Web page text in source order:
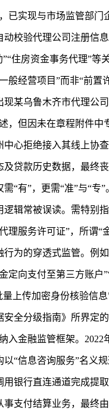
已实现与市场监管部门
动校验代理公司注册信
”“住房资金事务代理”等
般经营项目”而非“前置
现某乌鲁木齐市代理公
，但因未在章程附件中
中心拒绝接入其线上协
及贷款历史数据，最终
“有”，更需“准”与“专”
逻辑常被误读。需特别
理服务许可证”，所谓“
行为的穿透式监管。例
定向支付至第三方账户
量上传加密身份核验信
安全分级指南》所界定
入金融监管框架。2022
以“信息咨询服务”名义
用银行直连通道完成提
事支付结算业务，最终